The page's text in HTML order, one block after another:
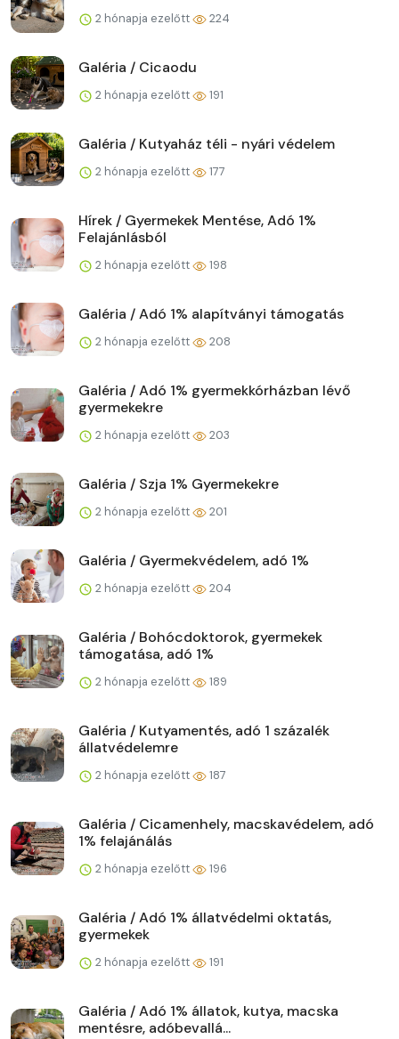
2 hónapja ezelőtt 224
Galéria / Cicaodu
2 hónapja ezelőtt 191
Galéria / Kutyaház téli - nyári védelem
2 hónapja ezelőtt 177
Hírek / Gyermekek Mentése, Adó 1%
Felajánlásból
2 hónapja ezelőtt 198
Galéria / Adó 1% alapítványi támogatás
2 hónapja ezelőtt 208
Galéria / Adó 1% gyermekkórházban lévő
gyermekekre
2 hónapja ezelőtt 203
Galéria / Szja 1% Gyermekekre
2 hónapja ezelőtt 201
Galéria / Gyermekvédelem, adó 1%
2 hónapja ezelőtt 204
Galéria / Bohócdoktorok, gyermekek
támogatása, adó 1%
2 hónapja ezelőtt 189
Galéria / Kutyamentés, adó 1 százalék
állatvédelemre
2 hónapja ezelőtt 187
Galéria / Cicamenhely, macskavédelem, adó
1% felajánálás
2 hónapja ezelőtt 196
Galéria / Adó 1% állatvédelmi oktatás,
gyermekek
2 hónapja ezelőtt 191
Galéria / Adó 1% állatok, kutya, macska
mentésre, adóbevallá...